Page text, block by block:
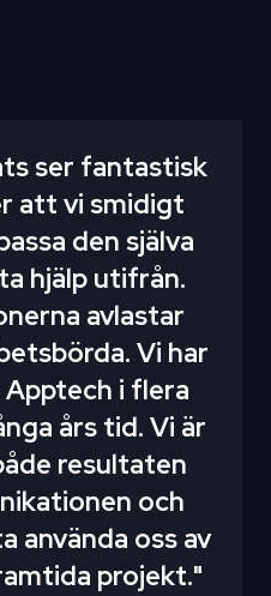
ser fantastisk
att vi smidigt
den själva
hjälp utifrån.
avlastar
Vi har
i flera
års tid. Vi är
resultaten
och
använda oss av
projekt."